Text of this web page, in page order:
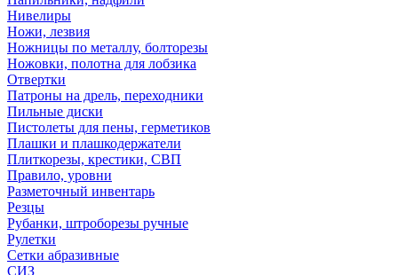
Нивелиры
Ножи, лезвия
Ножницы по металлу, болторезы
Ножовки, полотна для лобзика
Отвертки
Патроны на дрель, переходники
Пильные диски
Пистолеты для пены, герметиков
Плашки и плашкодержатели
Плиткорезы, крестики, СВП
Правило, уровни
Разметочный инвентарь
Резцы
Рубанки, штроборезы ручные
Рулетки
Сетки абразивные
СИЗ